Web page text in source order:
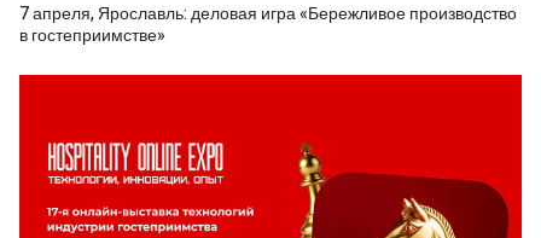
7 апреля, Ярославль: деловая игра «Бережливое производство
в гостеприимстве»